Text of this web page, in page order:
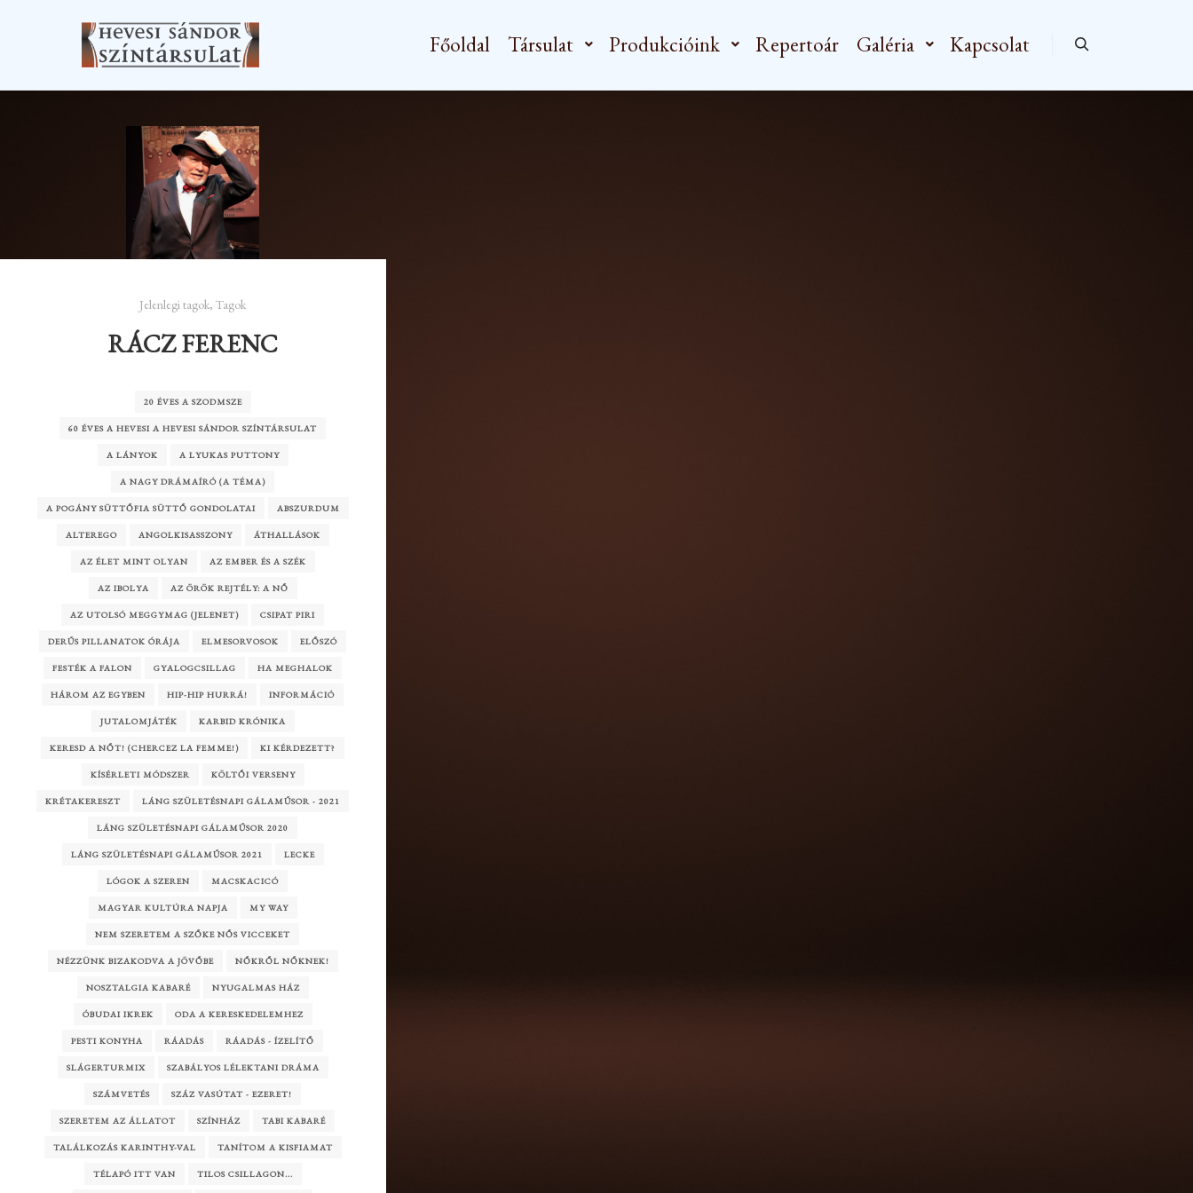
Főoldal Társulat Produkcióink Repertoár Galéria Kapcsolat
Jelenlegi tagok,Tagok
RÁCZ FERENC
20 ÉVES A SZODMSZE
60 ÉVES A HEVESI A HEVESI SÁNDOR SZÍNTÁRSULAT
A LÁNYOK A LYUKAS PUTTONY
A NAGY DRÁMAÍRÓ (A TÉMA)
A POGÁNY SÜTTŐFIA SÜTTŐ GONDOLATAI ABSZURDUM
ALTEREGO ANGOLKISASSZONY ÁTHALLÁSOK
AZ ÉLET MINT OLYAN AZ EMBER ÉS A SZÉK
AZ IBOLYA AZ ÖRÖK REJTÉLY: A NŐ
AZ UTOLSÓ MEGGYMAG (JELENET) CSIPAT PIRI
DERŰS PILLANATOK ÓRÁJA ELMESORVOSOK ELŐSZÓ
FESTÉK A FALON GYALOGCSILLAG HA MEGHALOK
HÁROM AZ EGYBEN HIP-HIP HURRÁ! INFORMÁCIÓ
JUTALOMJÁTÉK KARBID KRÓNIKA
KERESD A NŐT! (CHERCEZ LA FEMME!) KI KÉRDEZETT?
KÍSÉRLETI MÓDSZER KÖLTŐI VERSENY
KRÉTAKERESZT LÁNG SZÜLETÉSNAPI GÁLAMŰSOR - 2021
LÁNG SZÜLETÉSNAPI GÁLAMŰSOR 2020
LÁNG SZÜLETÉSNAPI GÁLAMŰSOR 2021 LECKE
LÓGOK A SZEREN MACSKACICÓ
MAGYAR KULTÚRA NAPJA MY WAY
NEM SZERETEM A SZŐKE NŐS VICCEKET
NÉZZÜNK BIZAKODVA A JÖVŐBE NŐKRŐL NŐKNEK!
NOSZTALGIA KABARÉ NYUGALMAS HÁZ
ÓBUDAI IKREK ODA A KERESKEDELEMHEZ
PESTI KONYHA RÁADÁS RÁADÁS - ÍZELÍTŐ
SLÁGERTURMIX SZABÁLYOS LÉLEKTANI DRÁMA
SZÁMVETÉS SZÁZ VASÚTAT - EZERET!
SZERETEM AZ ÁLLATOT SZÍNHÁZ TABI KABARÉ
TALÁLKOZÁS KARINTHY-VAL TANÍTOM A KISFIAMAT
TÉLAPÓ ITT VAN TILOS CSILLAGON...